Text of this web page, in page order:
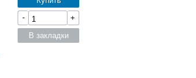
-
+
В закладки